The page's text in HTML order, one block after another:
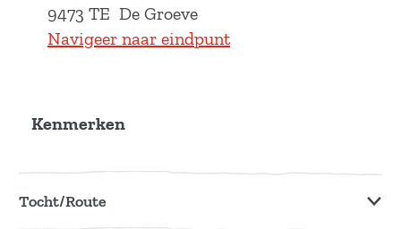
e
d
9473 TE De Groeve
Navigeer naar eindpunt
Kenmerken
Tocht/Route